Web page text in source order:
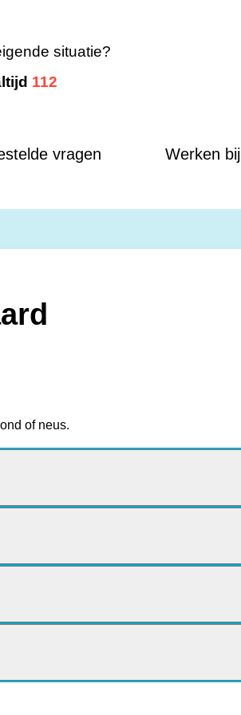
situatie?
112
vragen Werken bij
of neus.